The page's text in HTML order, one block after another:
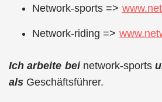
Network-sports =>
Network-riding =>
Ich arbeite bei network-sports
als Geschäftsführer.